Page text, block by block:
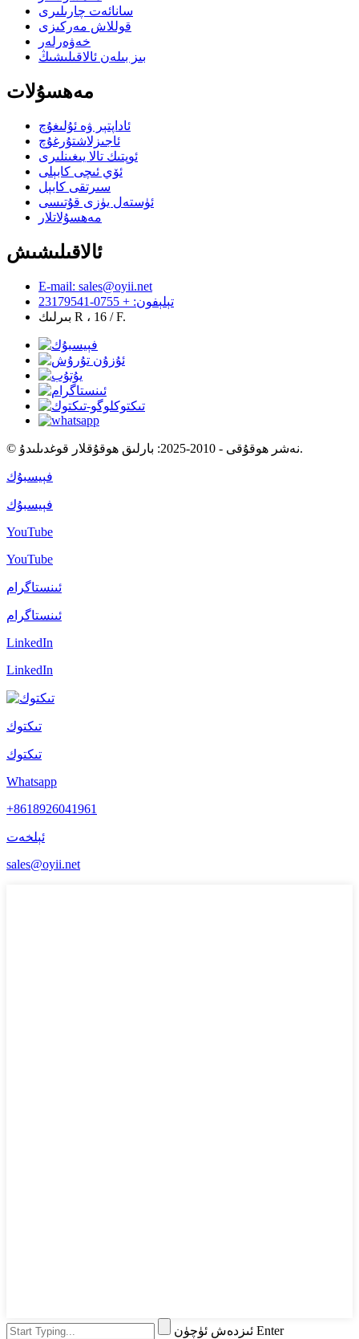
سانائەت چارىلىرى
قوللاش مەركىزى
خەۋەرلەر
بىز بىلەن ئالاقىلىشىڭ
مەھسۇلات
ئاداپتېر ۋە ئۇلىغۇچ
ئاجىزلاشتۇرغۇچ
ئوپتىك تالا يىغىنلىرى
ئۆي ئىچى كابېلى
سىرتقى كابېل
ئۈستەل يۈزى قۇتىسى
مەھسۇلاتلار
ئالاقىلىشىش
E-mail: sales@oyii.net
تېلېفون: + 0755-23179541
بىرلىك R ، 16 / F.
© نەشر ھوقۇقى - 2010-2025: بارلىق ھوقۇقلار قوغدىلىدۇ.
فېيسبۇك
فېيسبۇك
YouTube
YouTube
ئىنستاگرام
ئىنستاگرام
LinkedIn
LinkedIn
تىكتوك
تىكتوك
Whatsapp
+8618926041961
ئېلخەت
sales@oyii.net
ئىزدەش ئۈچۈن Enter